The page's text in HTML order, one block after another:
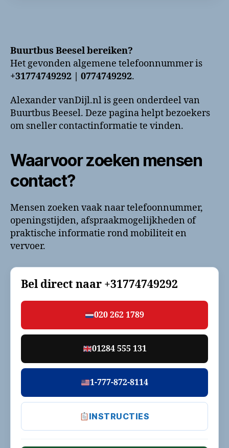
Buurtbus Beesel bereiken?
Het gevonden algemene telefoonnummer is
+31774749292 | 0774749292.
Alexander vanDijl.nl is geen onderdeel van
Buurtbus Beesel. Deze pagina helpt bezoekers
om sneller contactinformatie te vinden.
Waarvoor zoeken mensen
contact?
Mensen zoeken vaak naar telefoonnummer,
openingstijden, afspraakmogelijkheden of
praktische informatie rond mobiliteit en
vervoer.
Bel direct naar +31774749292
020 262 1789
01284 555 131
1-777-872-8114
INSTRUCTIES